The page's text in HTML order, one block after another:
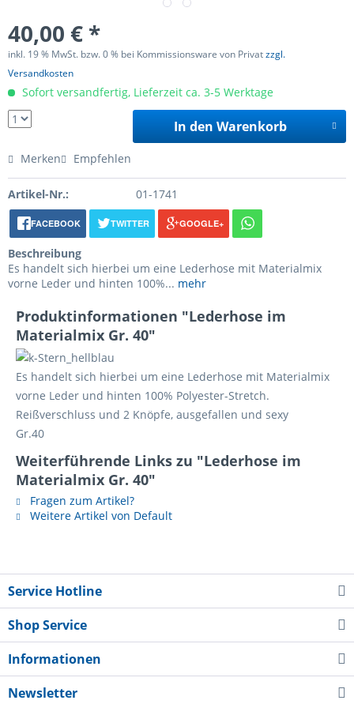
40,00 € *
inkl. 19 % MwSt. bzw. 0 % bei Kommissionsware von Privatzzgl.
Versandkosten
Sofort versandfertig, Lieferzeit ca. 3-5 Werktage
In den Warenkorb
Merken Empfehlen
Artikel-Nr.: 01-1741
FACEBOOK TWITTER GOOGLE+
Beschreibung
Es handelt sich hierbei um eine Lederhose mit Materialmix
vorne Leder und hinten 100%... mehr
Produktinformationen "Lederhose im
Materialmix Gr. 40"
Es handelt sich hierbei um eine Lederhose mit Materialmix
vorne Leder und hinten 100% Polyester-Stretch.
Reißverschluss und 2 Knöpfe, ausgefallen und sexy
Gr.40
Weiterführende Links zu "Lederhose im
Materialmix Gr. 40"
Fragen zum Artikel?
Weitere Artikel von Default
Service Hotline
Shop Service
Informationen
Newsletter